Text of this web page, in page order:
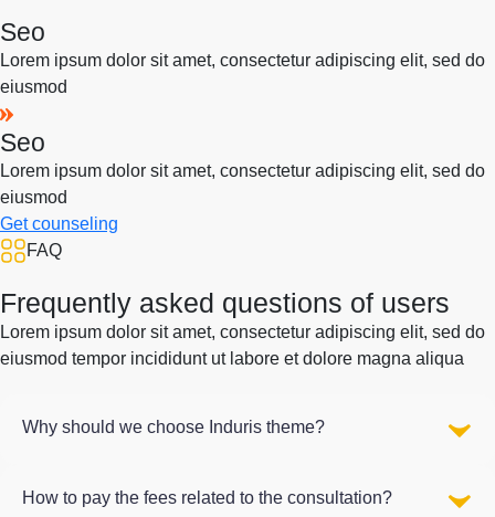
Seo
Lorem ipsum dolor sit amet, consectetur adipiscing elit, sed do
eiusmod
Seo
Lorem ipsum dolor sit amet, consectetur adipiscing elit, sed do
eiusmod
Get counseling
FAQ
Frequently asked questions of users
Lorem ipsum dolor sit amet, consectetur adipiscing elit, sed do
eiusmod tempor incididunt ut labore et dolore magna aliqua
Why should we choose Induris theme?
How to pay the fees related to the consultation?